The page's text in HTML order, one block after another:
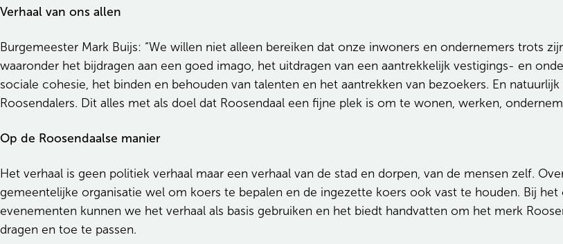
Verhaal van ons allen
Burgemeester Mark Buijs: “We willen niet alleen bereiken dat onze inwoners en ondernemers trots
waaronder het bijdragen aan een goed imago, het uitdragen van een aantrekkelijk vestigings- en
sociale cohesie, het binden en behouden van talenten en het aantrekken van bezoekers. En
Roosendalers. Dit alles met als doel dat Roosendaal een fijne plek is om te wonen, werken,
Op de Roosendaalse manier
Het verhaal is geen politiek verhaal maar een verhaal van de stad en dorpen, van de mensen zelf.
gemeentelijke organisatie wel om koers te bepalen en de ingezette koers ook vast te houden. Bij
evenementen kunnen we het verhaal als basis gebruiken en het biedt handvatten om het merk
dragen en toe te passen.